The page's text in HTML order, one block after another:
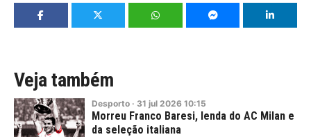
Veja também
Desporto · 31 jul 2026 10:15
Morreu Franco Baresi, lenda do AC Milan e
da seleção italiana